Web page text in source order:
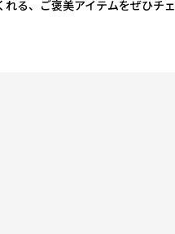
る、ご褒美アイテムをぜひチェ